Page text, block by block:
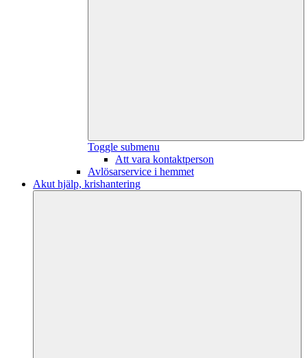
Toggle submenu
Att vara kontaktperson
Avlösarservice i hemmet
Akut hjälp, krishantering